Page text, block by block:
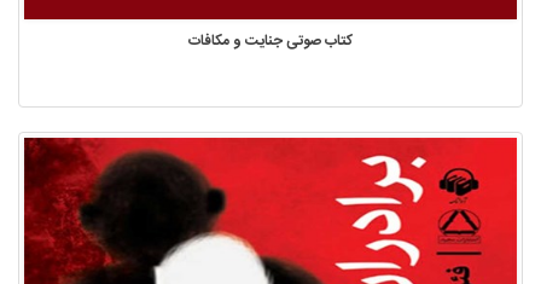
کتاب صوتی جنایت و مکافات